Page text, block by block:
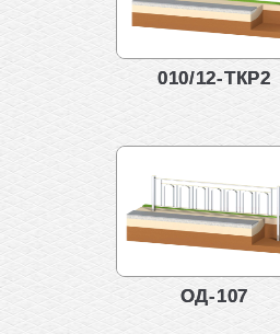
010/12-ТКР2
ОД-107